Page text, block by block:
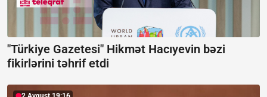
"Türkiye Gazetesi" Hikmət Hacıyevin bəzi
fikirlərini təhrif etdi